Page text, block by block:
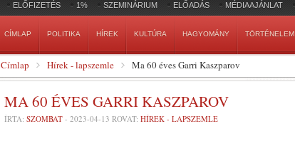
ELŐFIZETÉS 1% SZEMINÁRIUM ELŐADÁS MÉDIAAJÁNLAT
CÍMLAP POLITIKA HÍREK KULTÚRA HAGYOMÁNY TÖRTÉNELEM
Címlap Hírek - lapszemle Ma 60 éves Garri Kaszparov
MA 60 ÉVES GARRI KASZPAROV
ÍRTA: SZOMBAT - 2023-04-13 ROVAT: HÍREK - LAPSZEMLE